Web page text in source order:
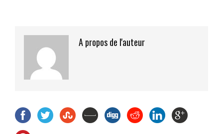
A propos de l'auteur